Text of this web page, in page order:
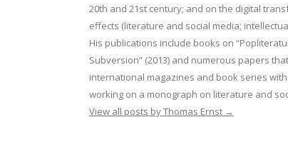
20th and 21st century; and on the digital
effects (literature and social media;
His publications include books on
Subversion” (2013) and numerous papers
international magazines and book series
working on a monograph on literature and
View all posts by Thomas Ernst →